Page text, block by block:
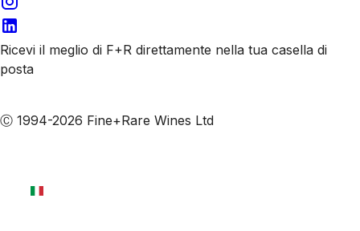
Ricevi il meglio di F+R direttamente nella tua casella di
posta
Ⓒ 1994-2026 Fine+Rare Wines Ltd